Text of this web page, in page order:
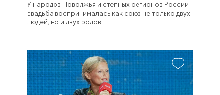
У народов Поволжья и степных регионов России
свадьба воспринималась как союз не только двух
людей, но и двух родов.